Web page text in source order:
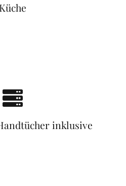
Küche
inklusive